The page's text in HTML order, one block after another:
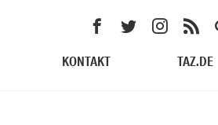
KONTAKT TAZ.DE